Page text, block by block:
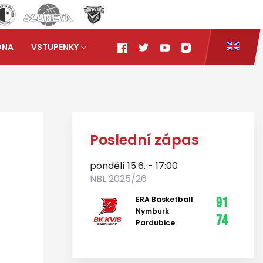
VSTUPENKY
Poslední zápas
pondělí 15.6. - 17:00
NBL 2025/26
ERA Basketball
Nymburk
Pardubice
91
74